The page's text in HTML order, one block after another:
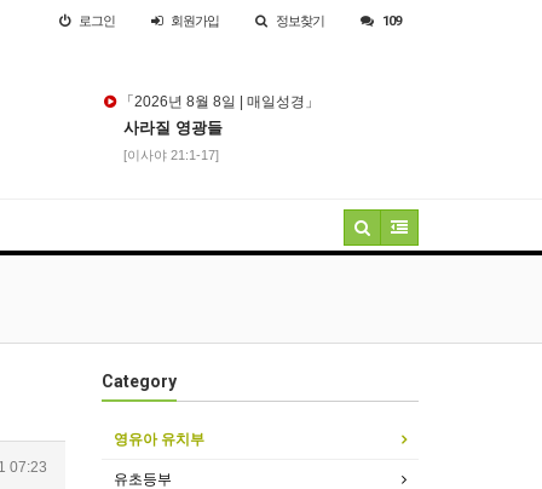
로그인 회원가입 정보찾기 109
「2026년 8월 8일 | 매일성경」
사라질 영광들
[이사야 21:1-17]
07:23
Category
영유아 유치부
유초등부